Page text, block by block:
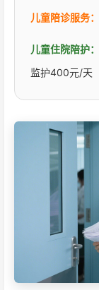
儿童陪诊服务：
儿童住院陪护：
监护400元/天